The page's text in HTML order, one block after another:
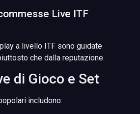
Live ITF
a livello ITF sono guidate
che dalla reputazione.
di Gioco e Set
includono: